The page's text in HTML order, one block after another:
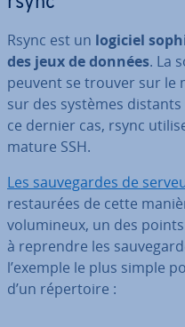
Rsync est un logiciel
des jeux de données. La
peuvent se trouver sur le
sur des systèmes
ce dernier cas, rsync
mature SSH.
Les sau­ve­gardes de
res­tau­rées de cette
vo­lu­mi­neux, un des
à reprendre les
l’exemple le plus simple
d’un ré­per­toire :